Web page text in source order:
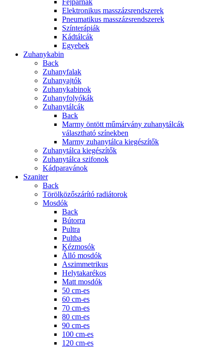
Elektronikus masszázsrendszerek
Pneumatikus masszázsrendszerek
Színterápiák
Kádtálcák
Egyebek
Zuhanykabin
Back
Zuhanyfalak
Zuhanyajtók
Zuhanykabinok
Zuhanyfolyókák
Zuhanytálcák
Back
Marmy öntött műmárvány zuhanytálcák
választható színekben
Marmy zuhanytálca kiegészítők
Zuhanytálca kiegészítők
Zuhanytálca szifonok
Kádparavánok
Szaniter
Back
Törölközőszárító radiátorok
Mosdók
Back
Bútorra
Pultra
Pultba
Kézmosók
Álló mosdók
Aszimmetrikus
Helytakarékos
Matt mosdók
50 cm-es
60 cm-es
70 cm-es
80 cm-es
90 cm-es
100 cm-es
120 cm-es